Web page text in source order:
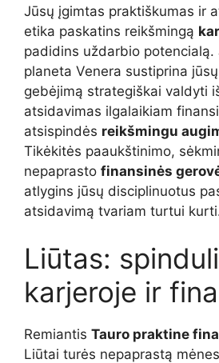
Jūsų įgimtas praktiškumas ir
etika paskatins reikšmingą
padidins uždarbio potencialą.
planeta Venera sustiprina
gebėjimą strategiškai valdyti
atsidavimas ilgalaikiam
atsispindės reikšmingu
Tikėkitės paaukštinimo,
nepaprasto finansinės
atlygins jūsų disciplinuotus
atsidavimą tvariam turtui
Liūtas:
karjeroje ir
Remiantis Tauro praktine
Liūtai turės nepaprastą